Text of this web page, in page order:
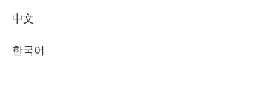
中文
한국어